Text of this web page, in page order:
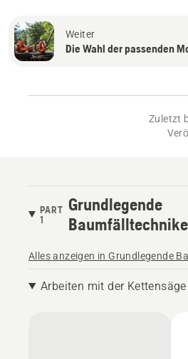
Weiter
Die Wahl der passenden
Zuletzt
PART
1
Grundlegende
Alles anzeigen in Grundlegende
Arbeiten mit der Kettensäge